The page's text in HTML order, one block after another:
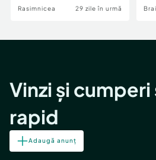
Rasimnicea 29 zile în urmă
Vinzi și cumperi
rapid
Adaugă anunț